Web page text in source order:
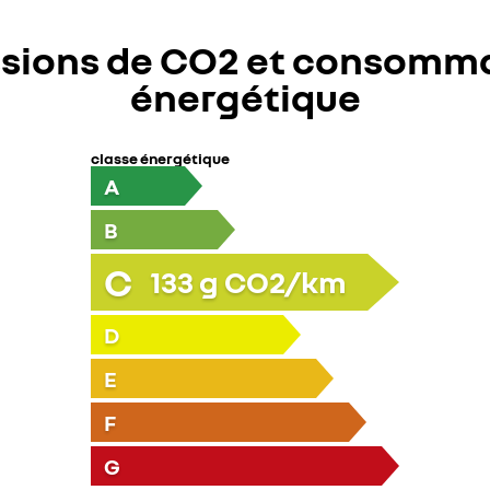
de CO2 et
énergétique
classe énergétique
A
B
C 133 g CO2/km
D
E
F
G